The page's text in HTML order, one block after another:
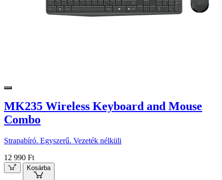
MK235 Wireless Keyboard and Mouse
Combo
Strapabíró. Egyszerű. Vezeték nélküli
12 990 Ft
Kosárba